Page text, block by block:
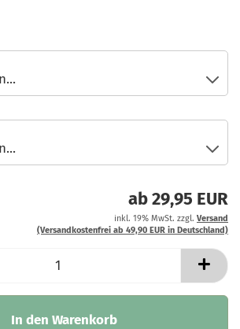
ab 29,95 EUR
inkl. 19% MwSt. zzgl. Versand
(Versandkostenfrei ab 49,90 EUR in Deutschland)
In den Warenkorb